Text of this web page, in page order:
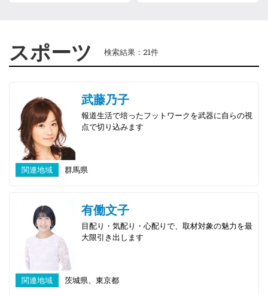
スポーツ 検索結果：21件
武藤乃子
報道生活で培ったフットワークを武器に自らの視
点で切り込みます
関連地域 群馬県
有働文子
目配り・気配り・心配りで、取材対象の魅力を最
大限引き出します
関連地域 茨城県、東京都